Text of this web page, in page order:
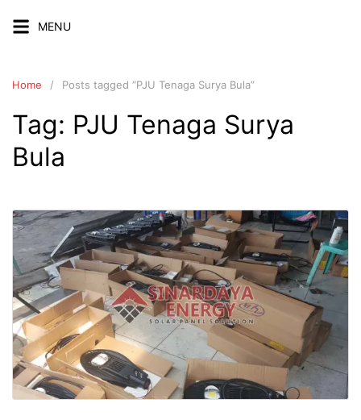
MENU
Home Posts tagged “PJU Tenaga Surya Bula”
Tag: PJU Tenaga Surya
Bula